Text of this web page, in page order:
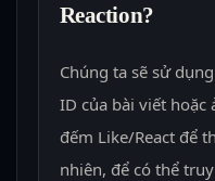
Reaction?
Chúng ta sẽ sử
ID của bài viết hoặc
đếm Like/React để
nhiên, để có thể